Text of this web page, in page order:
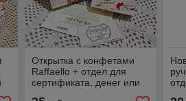
Открытка с конфетами
Raffaello + отдел для
сертификата, денег или